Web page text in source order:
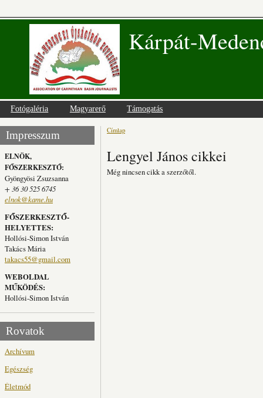
Kárpát-
Fotógaléria Magyarerő Támogatás
Impresszum
ELNÖK,
FŐSZERKESZTŐ:
Gyöngyösi Zsuzsanna
+ 36 30 525 6745
elnok@kame.hu
FŐSZERKESZTŐ-
HELYETTES:
Hollósi-Simon István
Takács Mária
takacs55@gmail.com
WEBOLDAL
MŰKÖDÉS:
Hollósi-Simon István
Rovatok
Archívum
Egészség
Életmód
Jelenlegi hely
Címlap
Lengyel János cikkei
Még nincsen cikk a szerzőtől.